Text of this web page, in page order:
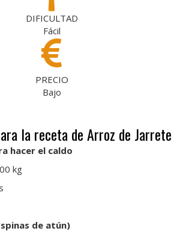
DIFICULTAD
Fácil
PRECIO
Bajo
la receta de Arroz de Jarrete
hacer el caldo
kg
de atún)